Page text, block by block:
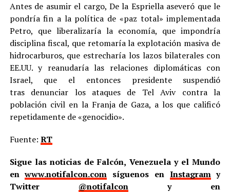
Antes de asumir el cargo, De la Espriella aseveró que le
pondría fin a la política de «paz total» implementada
Petro, que liberalizaría la economía, que impondría
disciplina fiscal, que retomaría la explotación masiva de
hidrocarburos, que estrecharía los lazos bilaterales con
EE.UU. y reanudaría las relaciones diplomáticas con
Israel, que el entonces presidente suspendió
tras denunciar los ataques de Tel Aviv contra la
población civil en la Franja de Gaza, a los que calificó
repetidamente de «genocidio».
Fuente: RT
Sigue las noticias de Falcón, Venezuela y el Mundo
enwww.notifalcon.com síguenos en Instagramy
Twitter @notifalcony en